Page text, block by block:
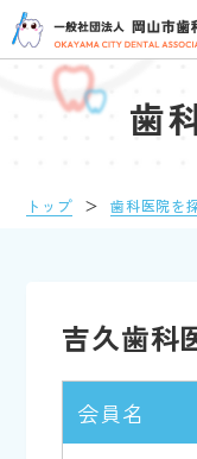
歯
トップ ＞ 歯科医院を
吉久歯科
会員名